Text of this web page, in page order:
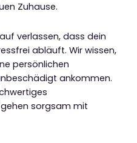
Zuhause.
verlassen, dass dein
abläuft. Wir wissen,
persönlichen
ankommen.
sorgsam mit